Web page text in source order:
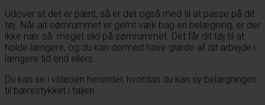
Udover at det er pænt, så er det også med til at passe på dit
tøj. Når alt sømrummet er gemt væk bag en belægning, er der
ikke nær så meget slid på sømrummet. Det får dit tøj til at
holde længere, og du kan dermed have glæde af dit arbejde i
længere tid end ellers.
Du kan se i videoen herunder, hvordan du kan sy belægningen
til bærestykket i taljen.